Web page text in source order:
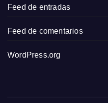
Feed de entradas
Feed de comentarios
WordPress.org